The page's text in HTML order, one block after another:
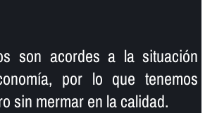
son acordes a la situación
por lo que tenemos
sin mermar en la calidad.